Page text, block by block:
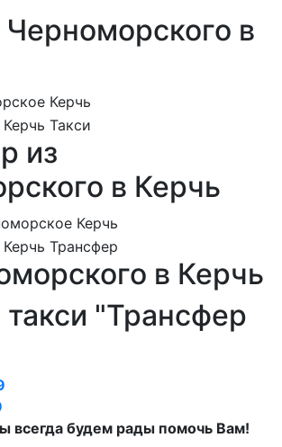
Черноморского в
из
в Керчь
в Керчь
"Трансфер
всегда будем рады помочь Вам!